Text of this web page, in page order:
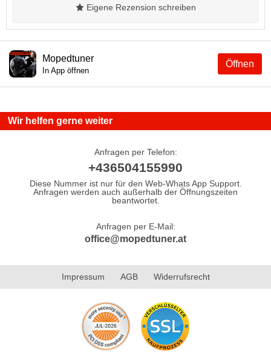
Eigene Rezension schreiben
Öffnen
Mopedtuner
In App öffnen
Wir helfen gerne weiter
Anfragen per Telefon:
+436504155990
Diese Nummer ist nur für den Web-Whats App Support.
Anfragen werden auch außerhalb der Öffnungszeiten
beantwortet.
Anfragen per E-Mail:
office@mopedtuner.at
Impressum AGB Widerrufsrecht